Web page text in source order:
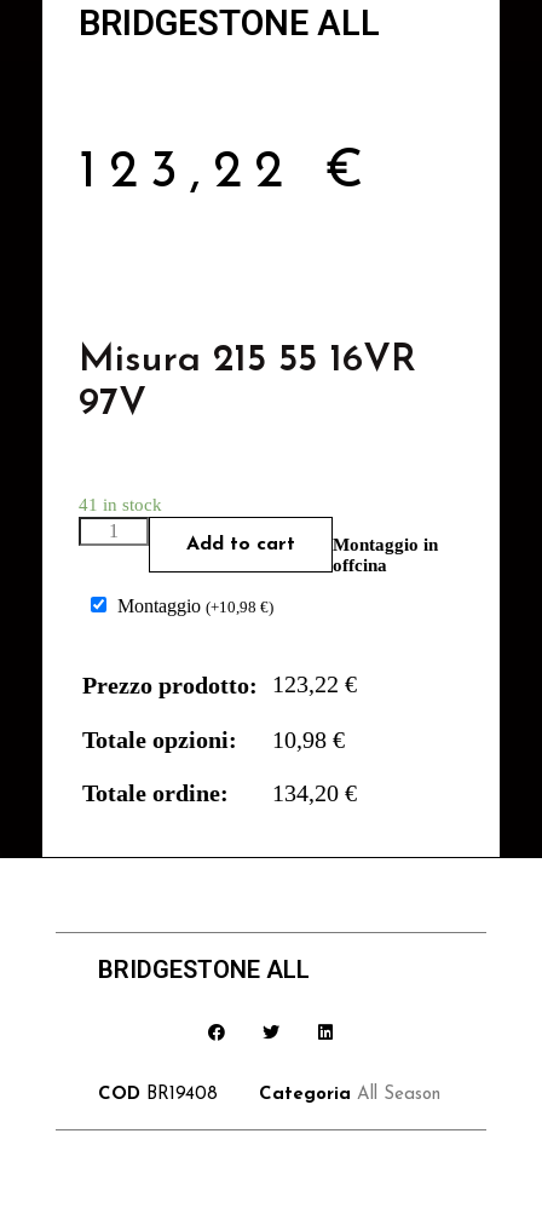
BRIDGESTONE ALL
123,22 €
Misura 215 55 16VR
97V
41 in stock
Add to cart
Montaggio in
offcina
Montaggio (+10,98 €)
Prezzo prodotto: 123,22 €
Totale opzioni:
10,98 €
Totale ordine:
134,20 €
BRIDGESTONE ALL
COD BR19408 Categoria All Season